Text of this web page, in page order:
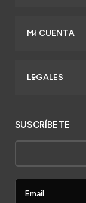
MI CUENTA
LEGALES
SUSCRÍBETE